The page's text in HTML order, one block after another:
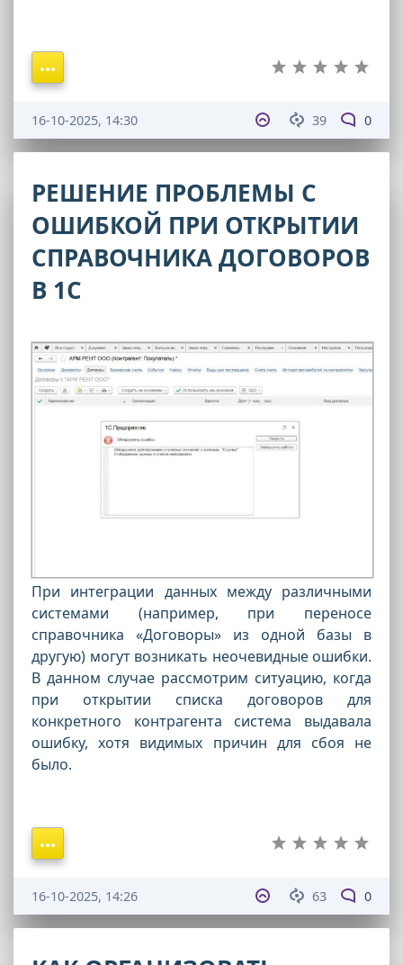
39 0
16-10-2025, 14:30
РЕШЕНИЕ ПРОБЛЕМЫ С
ОШИБКОЙ ПРИ ОТКРЫТИИ
СПРАВОЧНИКА ДОГОВОРОВ
В 1С
При интеграции данных между различными
системами (например, при переносе
справочника «Договоры» из одной базы в
другую) могут возникать неочевидные ошибки.
В данном случае рассмотрим ситуацию, когда
при открытии списка договоров для
конкретного контрагента система выдавала
ошибку, хотя видимых причин для сбоя не
было.
63 0
16-10-2025, 14:26